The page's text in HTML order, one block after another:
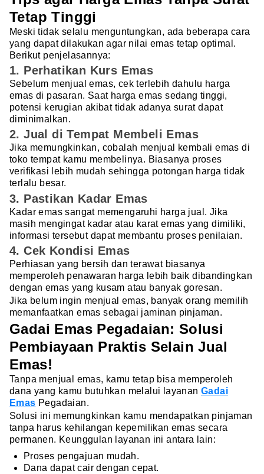
Tetap Tinggi
Meski tidak selalu menguntungkan, ada beberapa cara
yang dapat dilakukan agar nilai emas tetap optimal.
Berikut penjelasannya:
1. Perhatikan Kurs Emas
Sebelum menjual emas, cek terlebih dahulu harga
emas di pasaran. Saat harga emas sedang tinggi,
potensi kerugian akibat tidak adanya surat dapat
diminimalkan.
2. Jual di Tempat Membeli Emas
Jika memungkinkan, cobalah menjual kembali emas di
toko tempat kamu membelinya. Biasanya proses
verifikasi lebih mudah sehingga potongan harga tidak
terlalu besar.
3. Pastikan Kadar Emas
Kadar emas sangat memengaruhi harga jual. Jika
masih mengingat kadar atau karat emas yang dimiliki,
informasi tersebut dapat membantu proses penilaian.
4. Cek Kondisi Emas
Perhiasan yang bersih dan terawat biasanya
memperoleh penawaran harga lebih baik dibandingkan
dengan emas yang kusam atau banyak goresan.
Jika belum ingin menjual emas, banyak orang memilih
memanfaatkan emas sebagai jaminan pinjaman.
Gadai Emas Pegadaian: Solusi
Pembiayaan Praktis Selain Jual
Emas!
Tanpa menjual emas, kamu tetap bisa memperoleh
dana yang kamu butuhkan melalui layanan Gadai
Emas Pegadaian.
Solusi ini memungkinkan kamu mendapatkan pinjaman
tanpa harus kehilangan kepemilikan emas secara
permanen. Keunggulan layanan ini antara lain:
Proses pengajuan mudah.
Dana dapat cair dengan cepat.